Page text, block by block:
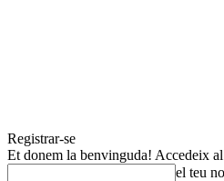
Registrar-se
Et donem la benvinguda! Accedeix
el teu